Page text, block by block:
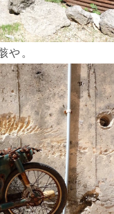
や。